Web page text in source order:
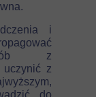
i
z
uczynić z
do